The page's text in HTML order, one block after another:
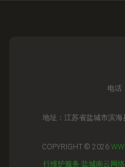
电话
地址：江苏省盐城市滨
COPYRIGHT © 2026
行维护服务 盐城南云网